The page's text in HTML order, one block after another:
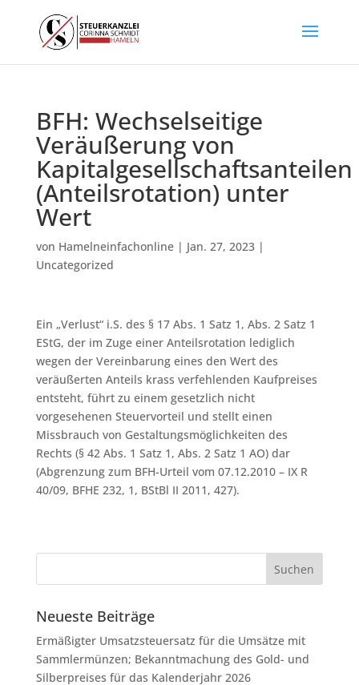
BFH: Wechselseitige
Veräußerung von
Kapitalgesellschaftsanteilen
(Anteilsrotation) unter
Wert
von Hamelneinfachonline| Jan. 27, 2023|
Uncategorized
Ein „Verlust“ i.S. des § 17 Abs. 1 Satz 1, Abs. 2 Satz 1
EStG, der im Zuge einer Anteilsrotation lediglich
wegen der Vereinbarung eines den Wert des
veräußerten Anteils krass verfehlenden Kaufpreises
entsteht, führt zu einem gesetzlich nicht
vorgesehenen Steuervorteil und stellt einen
Missbrauch von Gestaltungsmöglichkeiten des
Rechts (§ 42 Abs. 1 Satz 1, Abs. 2 Satz 1 AO) dar
(Abgrenzung zum BFH-Urteil vom 07.12.2010 – IX R
40/09, BFHE 232, 1, BStBl II 2011, 427).
Neueste Beiträge
Ermäßigter Umsatzsteuersatz für die Umsätze mit
Sammlermünzen; Bekanntmachung des Gold- und
Silberpreises für das Kalenderjahr 2026